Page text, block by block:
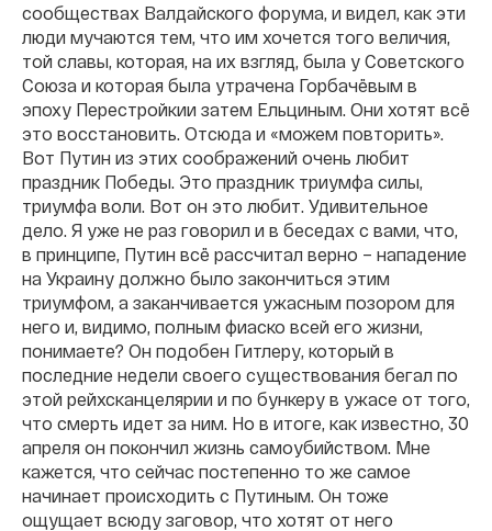
сообществах Валдайского форума, и видел, как эти
люди мучаются тем, что им хочется того величия,
той славы, которая, на их взгляд, была у Советского
Союза и которая была утрачена Горбачёвым в
эпоху Перестройкии затем Ельциным. Они хотят всё
это восстановить. Отсюда и «можем повторить».
Вот Путин из этих соображений очень любит
праздник Победы. Это праздник триумфа силы,
триумфа воли. Вот он это любит. Удивительное
дело. Я уже не раз говорил и в беседах с вами, что,
в принципе, Путин всё рассчитал верно – нападение
на Украину должно было закончиться этим
триумфом, а заканчивается ужасным позором для
него и, видимо, полным фиаско всей его жизни,
понимаете? Он подобен Гитлеру, который в
последние недели своего существования бегал по
этой рейхсканцелярии и по бункеру в ужасе от того,
что смерть идет за ним. Но в итоге, как известно, 30
апреля он покончил жизнь самоубийством. Мне
кажется, что сейчас постепенно то же самое
начинает происходить с Путиным. Он тоже
ощущает всюду заговор, что хотят от него